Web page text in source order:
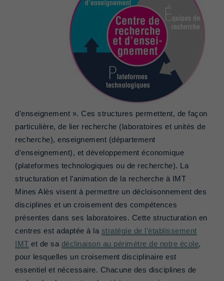
d’enseignement ». Ces structures permettent, de façon
particulière, de lier recherche (laboratoires et unités de
recherche), enseignement (département
d’enseignement), et développement économique
(plateformes technologiques ou de recherche). La
structuration et l’animation de la recherche à IMT
Mines Alès visent à permettre un décloisonnement des
disciplines et un croisement des compétences
présentes dans ses laboratoires. Cette structuration en
centres est adaptée à la stratégie de l’établissement
IMT et de sa déclinaison au périmètre de notre école,
pour lesquelles un croisement disciplinaire est
essentiel et nécessaire. Chacune des disciplines de